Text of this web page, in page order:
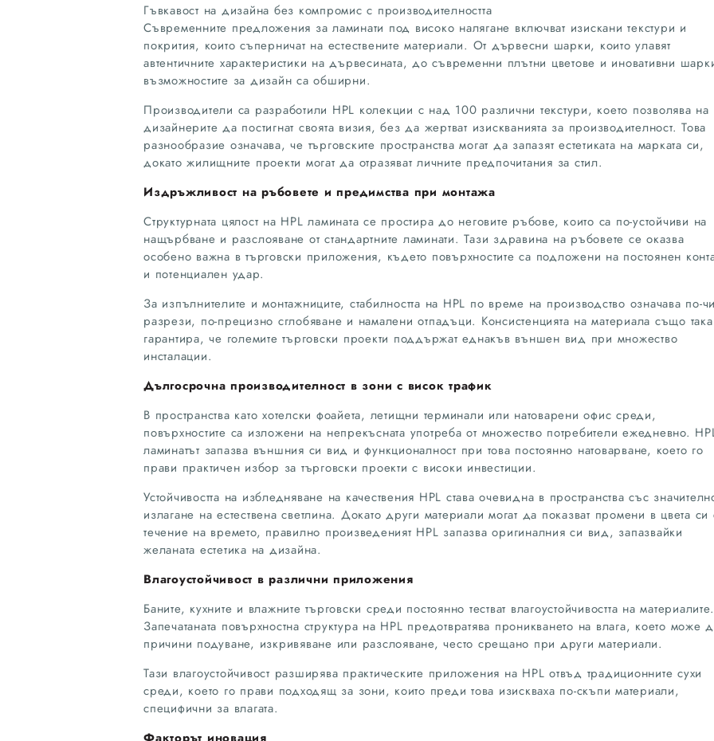
Гъвкавост на дизайна без компромис с производителността
Съвременните предложения за ламинати под високо налягане включват изискани текстури и
покрития, които съперничат на естествените материали. От дървесни шарки, които улавят
автентичните характеристики на дървесината, до съвременни плътни цветове и иновативни
възможностите за дизайн са обширни.
Производители са разработили HPL колекции с над 100 различни текстури, което позволява на
дизайнерите да постигнат своята визия, без да жертват изискванията за производителност. Това
разнообразие означава, че търговските пространства могат да запазят естетиката на марката си,
докато жилищните проекти могат да отразяват личните предпочитания за стил.
Издръжливост на ръбовете и предимства при монтажа
Структурната цялост на HPL ламината се простира до неговите ръбове, които са по-устойчиви на
нащърбване и разслояване от стандартните ламинати. Тази здравина на ръбовете се оказва
особено важна в търговски приложения, където повърхностите са подложени на постоянен
и потенциален удар.
За изпълнителите и монтажниците, стабилността на HPL по време на производство означава по-
разрези, по-прецизно сглобяване и намалени отпадъци. Консистенцията на материала също така
гарантира, че големите търговски проекти поддържат еднакъв външен вид при множество
инсталации.
Дългосрочна производителност в зони с висок трафик
В пространства като хотелски фоайета, летищни терминали или натоварени офис среди,
повърхностите са изложени на непрекъсната употреба от множество потребители ежедневно.
ламинатът запазва външния си вид и функционалност при това постоянно натоварване, което го
прави практичен избор за търговски проекти с високи инвестиции.
Устойчивостта на избледняване на качествения HPL става очевидна в пространства със
излагане на естествена светлина. Докато други материали могат да показват промени в цвета си
течение на времето, правилно произведеният HPL запазва оригиналния си вид, запазвайки
желаната естетика на дизайна.
Влагоустойчивост в различни приложения
Баните, кухните и влажните търговски среди постоянно тестват влагоустойчивостта на материалите.
Запечатаната повърхностна структура на HPL предотвратява проникването на влага, което може
причини подуване, изкривяване или разслояване, често срещано при други материали.
Тази влагоустойчивост разширява практическите приложения на HPL отвъд традиционните сухи
среди, което го прави подходящ за зони, които преди това изискваха по-скъпи материали,
специфични за влагата.